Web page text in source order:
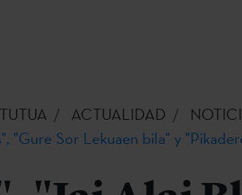
ACTUALIDAD
"Gure Sor Lekuaen bila" y